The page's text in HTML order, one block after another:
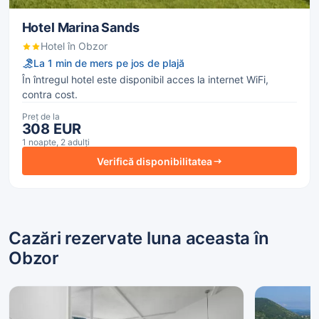
Hotel Marina Sands
Hotel în Obzor
La 1 min de mers pe jos de plajă
În întregul hotel este disponibil acces la internet WiFi,
contra cost.
Preț de la
308 EUR
1 noapte, 2 adulți
Verifică disponibilitatea
Cazări rezervate luna aceasta în
Obzor